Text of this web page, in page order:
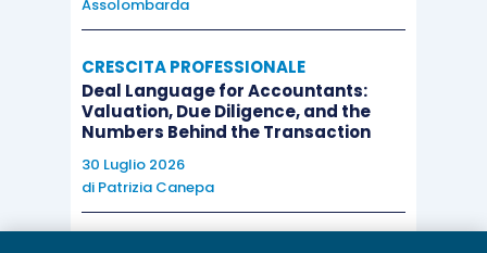
Assolombarda
CRESCITA PROFESSIONALE
Deal Language for Accountants:
Valuation, Due Diligence, and the
Numbers Behind the Transaction
30 Luglio 2026
di Patrizia Canepa